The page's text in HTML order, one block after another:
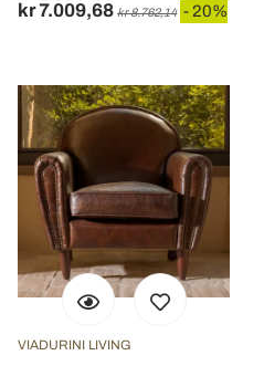
kr 7.009,68 kr 8.762,14 - 20%
VIADURINI LIVING